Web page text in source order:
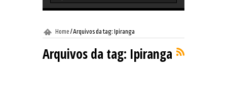
Home /Arquivos da tag: Ipiranga
Arquivos da tag: Ipiranga